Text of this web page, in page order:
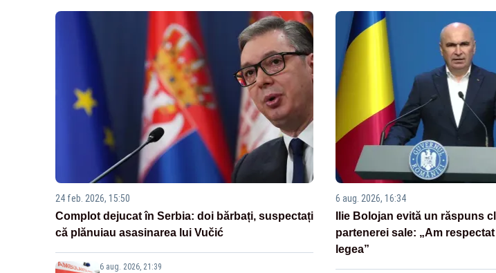
24 feb. 2026, 15:50
Complot dejucat în Serbia: doi bărbați, suspectați
că plănuiau asasinarea lui Vučić
6 aug. 2026, 21:39
6 aug. 2026, 16:34
Ilie Bolojan evită un răspuns
partenerei sale: „Am
legea”